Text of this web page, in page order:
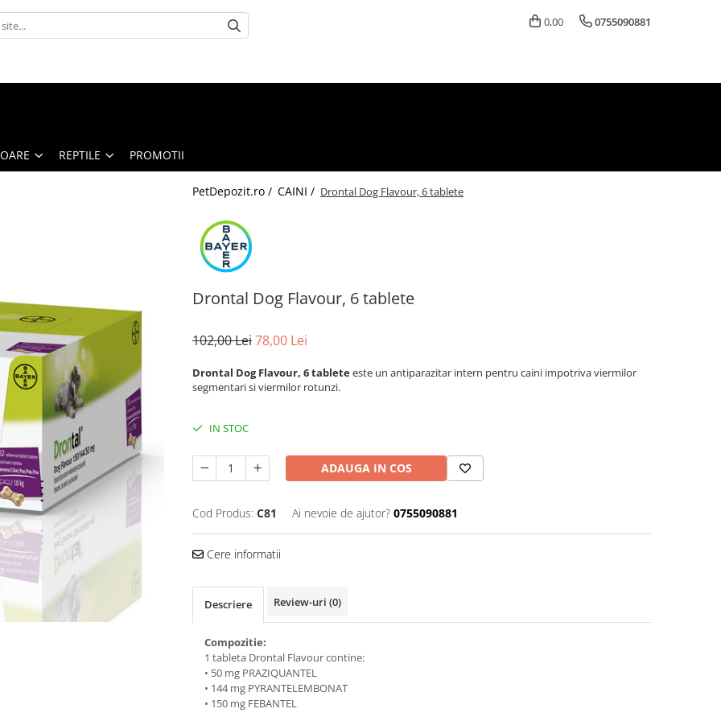
0,00 0755090881
REPTILE PROMOTII
PetDepozit.ro / CAINI / Drontal Dog Flavour, 6 tablete
Drontal Dog Flavour, 6 tablete
102,00 Lei78,00 Lei
Drontal Dog Flavour, 6 tableteeste un antiparazitar intern pentru caini impotriva viermilor
segmentari si viermilor rotunzi.
IN STOC
ADAUGA IN COS
Cod Produs: C81 Ai nevoie de ajutor? 0755090881
Cere informatii
Descriere Review-uri (0)
Compozitie:
1 tableta Drontal Flavour contine:
• 50 mg PRAZIQUANTEL
• 144 mg PYRANTELEMBONAT
• 150 mg FEBANTEL